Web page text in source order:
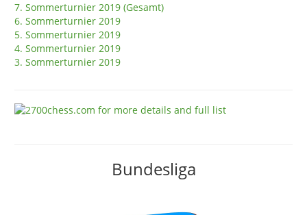
7. Sommerturnier 2019 (Gesamt)
6. Sommerturnier 2019
5. Sommerturnier 2019
4. Sommerturnier 2019
3. Sommerturnier 2019
Bundesliga